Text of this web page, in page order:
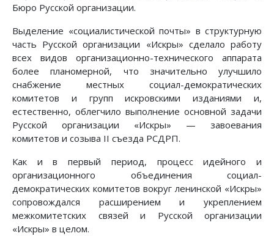
Бюро Русской организации.
Выделение «социалистической почты» в структурную
часть Русской организации «Искры» сделало работу
всех видов организационно-технического аппарата
более планомерной, что значительно улучшило
снабжение местных социал-демократических
комитетов и групп искровскими изданиями и,
естественно, облегчило выполнение основной задачи
Русской организации «Искры» — завоевания
комитетов и созыва II съезда РСДРП.
Как и в первый период, процесс идейного и
организационного объединения социал-
демократических комитетов вокруг ленинской «Искры»
сопровождался расширением и укреплением
межкомитетских связей и Русской организации
«Искры» в целом.